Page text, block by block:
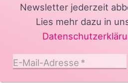
Newsletter jederzeit
Lies mehr dazu in
E-Mail-Adresse *